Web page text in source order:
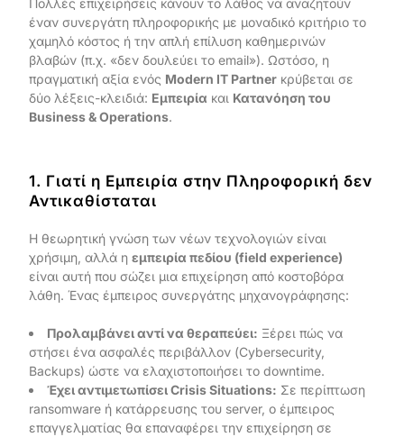
Πολλές επιχειρήσεις κάνουν το λάθος να αναζητούν
έναν συνεργάτη πληροφορικής με μοναδικό κριτήριο το
χαμηλό κόστος ή την απλή επίλυση καθημερινών
βλαβών (π.χ. «δεν δουλεύει το email»). Ωστόσο, η
πραγματική αξία ενός Modern IT Partner κρύβεται σε
δύο λέξεις-κλειδιά: Εμπειρία και Κατανόηση του
Business & Operations.
1. Γιατί η Εμπειρία στην Πληροφορική δεν
Αντικαθίσταται
Η θεωρητική γνώση των νέων τεχνολογιών είναι
χρήσιμη, αλλά ηεμπειρία πεδίου (field experience)
είναι αυτή που σώζει μια επιχείρηση από κοστοβόρα
λάθη. Ένας έμπειρος συνεργάτης μηχανογράφησης:
Προλαμβάνει αντί να θεραπεύει: Ξέρει πώς να
στήσει ένα ασφαλές περιβάλλον (Cybersecurity,
Backups) ώστε να ελαχιστοποιήσει το downtime.
Έχει αντιμετωπίσει Crisis Situations: Σε περίπτωση
ransomware ή κατάρρευσης του server, ο έμπειρος
επαγγελματίας θα επαναφέρει την επιχείρηση σε